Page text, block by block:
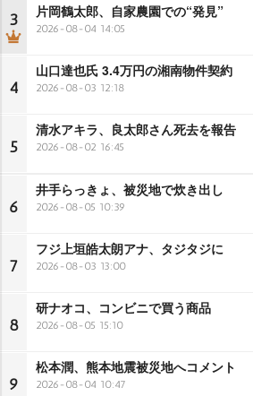
3 片岡鶴太郎、自家農園での“発見”
2026-08-04 14:05
4
山口達也氏 3.4万円の湘南物件契約
2026-08-03 12:18
5
清水アキラ、良太郎さん死去を報告
2026-08-02 16:45
6
井手らっきょ、被災地で炊き出し
2026-08-05 10:39
7
フジ上垣皓太朗アナ、タジタジに
2026-08-03 13:00
8
研ナオコ、コンビニで買う商品
2026-08-05 15:10
9
松本潤、熊本地震被災地へコメント
2026-08-04 10:47